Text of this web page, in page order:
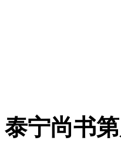
泰宁尚书第